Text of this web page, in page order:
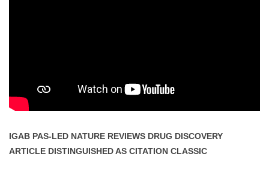
IGAB PAS-LED NATURE REVIEWS DRUG DISCOVERY
ARTICLE DISTINGUISHED AS CITATION CLASSIC